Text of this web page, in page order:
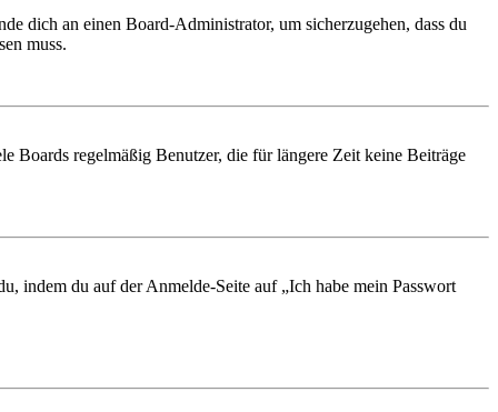
dich an einen Board-Administrator, um sicherzugehen, dass du
muss.
Boards regelmäßig Benutzer, die für längere Zeit keine Beiträge
indem du auf der Anmelde-Seite auf „Ich habe mein Passwort